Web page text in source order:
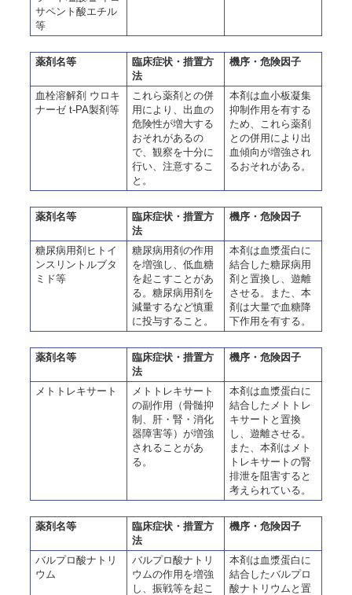
サペント酸エチル
等
薬剤名等
臨床症状・措置方
法
機序・危険因子
血栓溶解剤 ウロキ
ナーゼ t-PA製剤等
これら薬剤との併
用により、出血の
危険性が増大する
おそれがあるの
で、観察を十分に
行い、注意するこ
と。
本剤は血小板凝集
抑制作用を有する
ため、これら薬剤
との併用により出
血傾向が増強され
るおそれがある。
薬剤名等
臨床症状・措置方
法
機序・危険因子
糖尿病用剤ヒトイ
ンスリントルブタ
ミド等
糖尿病用剤の作用
を増強し、低血糖
を起こすことがあ
る。糖尿病用剤を
減量するなど慎重
に投与すること。
本剤は血漿蛋白に
結合した糖尿病用
剤と置換し、遊離
させる。また、本
剤は大量で血糖降
下作用を有する。
薬剤名等
臨床症状・措置方
法
機序・危険因子
メトトレキサート
メトトレキサート
の副作用（骨髄抑
制、肝・腎・消化
器障害等）が増強
されることがあ
る。
本剤は血漿蛋白に
結合したメトトレ
キサートと置換
し、遊離させる。
また、本剤はメト
トレキサートの腎
排泄を阻害すると
考えられている。
薬剤名等
臨床症状・措置方
法
機序・危険因子
バルプロ酸ナトリ
ウム
バルプロ酸ナトリ
ウムの作用を増強
し、振戦等を起こ
本剤は血漿蛋白に
結合したバルプロ
酸ナトリウムと置